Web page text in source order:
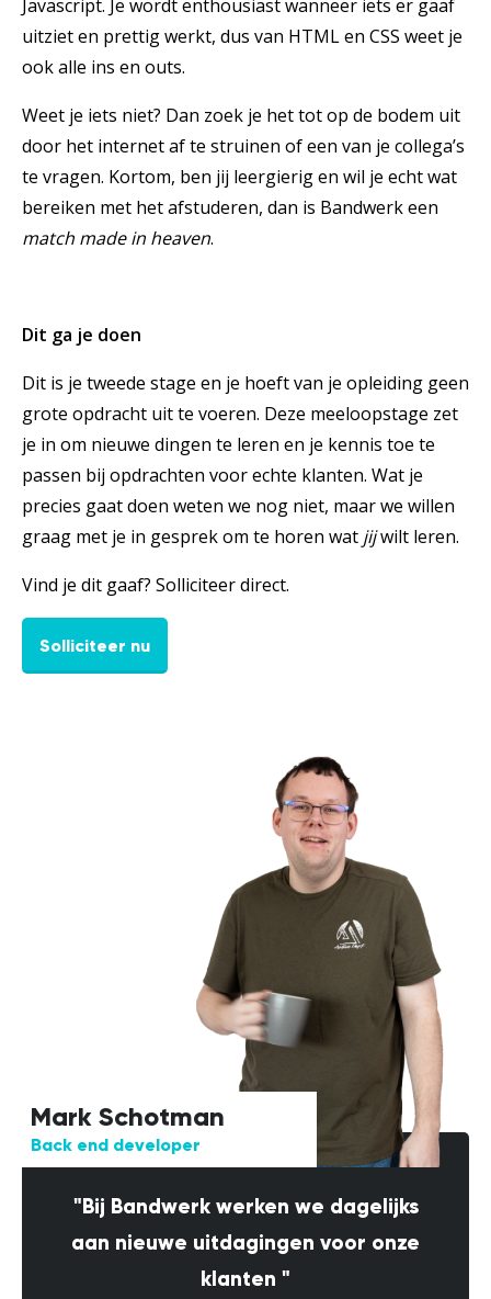
Javascript. Je wordt enthousiast wanneer iets er gaaf
uitziet en prettig werkt, dus van HTML en CSS weet je
ook alle ins en outs.
Weet je iets niet? Dan zoek je het tot op de bodem uit
door het internet af te struinen of een van je collega’s
te vragen. Kortom, ben jij leergierig en wil je echt wat
bereiken met het afstuderen, dan is Bandwerk een
match made in heaven.
Dit ga je doen
Dit is je tweede stage en je hoeft van je opleiding geen
grote opdracht uit te voeren. Deze meeloopstage zet
je in om nieuwe dingen te leren en je kennis toe te
passen bij opdrachten voor echte klanten. Wat je
precies gaat doen weten we nog niet, maar we willen
graag met je in gesprek om te horen wat jijwilt leren.
Vind je dit gaaf? Solliciteer direct.
Solliciteer nu
Mark Schotman
Back end developer
"Bij Bandwerk werken we dagelijks
aan nieuwe uitdagingen voor onze
klanten "